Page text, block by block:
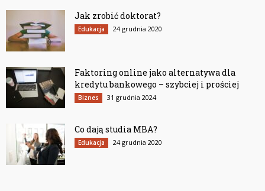
Jak zrobić doktorat?
Edukacja 24 grudnia 2020
Faktoring online jako alternatywa dla
kredytu bankowego – szybciej i prościej
Biznes 31 grudnia 2024
Co dają studia MBA?
Edukacja 24 grudnia 2020